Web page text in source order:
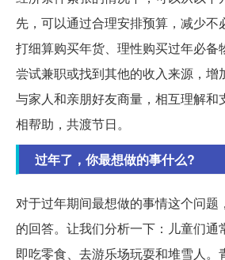
先，可以通过合理安排预算，减少不
打细算购买年货、理性购买过年必备
尝试兼职或找到其他的收入来源，增
与家人和亲朋好友商量，相互理解和
相帮助，共渡节日。
过年了，你最想做的事什么?
对于过年期间最想做的事情这个问题
的回答。让我们分析一下：儿童们通
即吃零食、去游乐场玩耍和堆雪人。